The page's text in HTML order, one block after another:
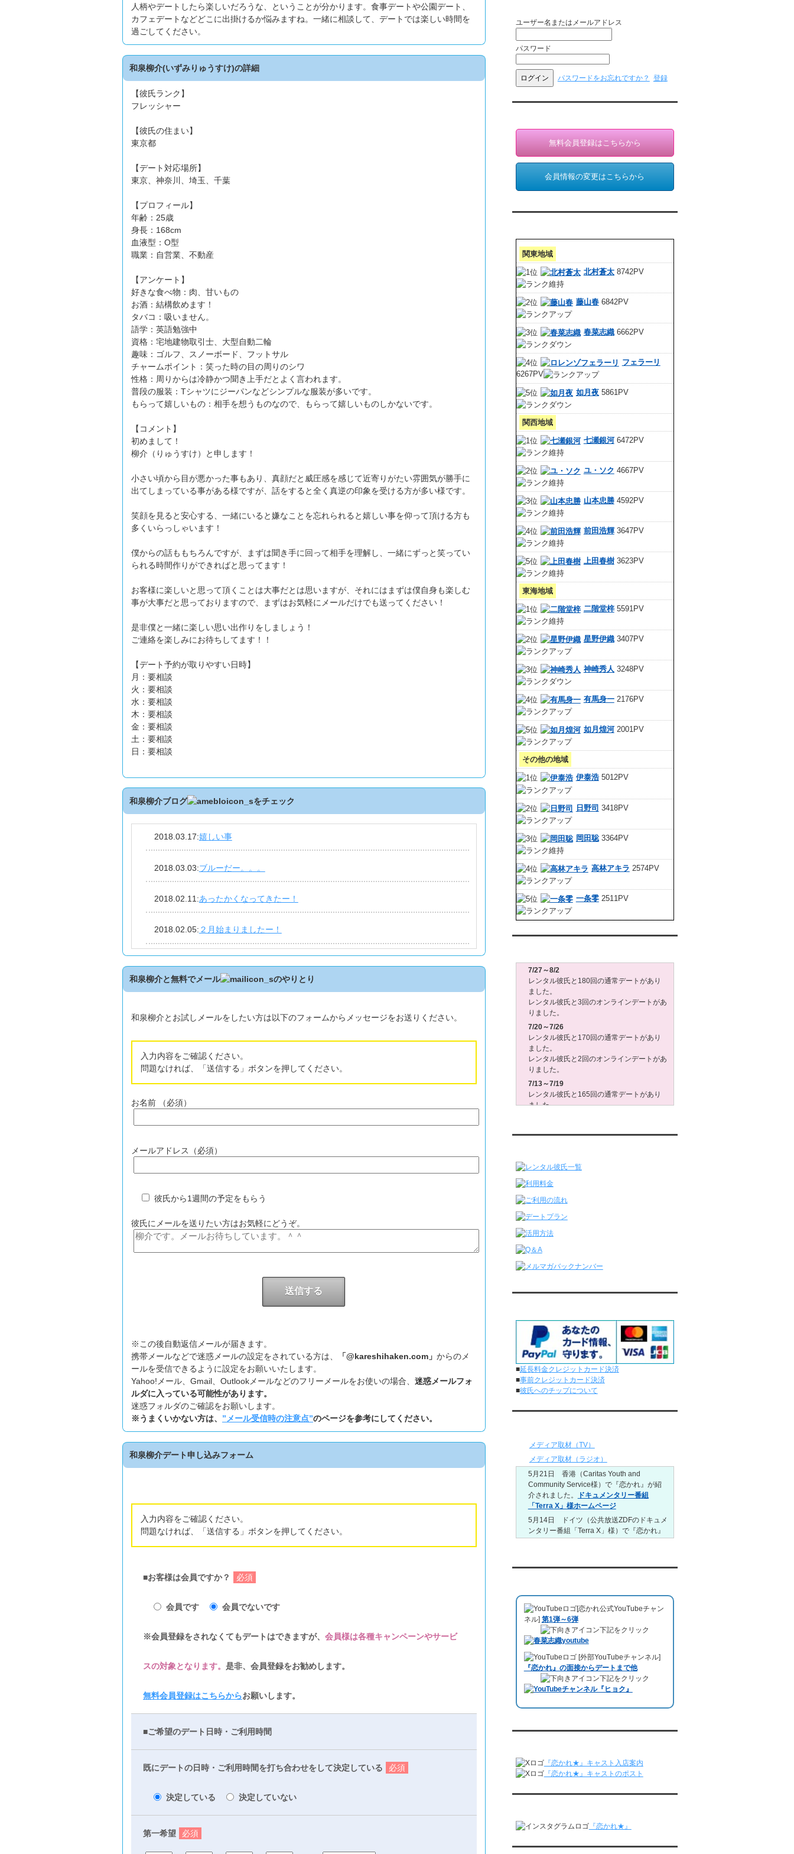
人柄やデートしたら楽しいだろうな、ということが分かります。食事デートや公園デート、
カフェデートなどどこに出掛けるか悩みますね。一緒に相談して、デートでは楽しい時間を
過ごしてください。
和泉柳介(いずみりゅうすけ)の詳細
【彼氏ランク】
フレッシャー
【彼氏の住まい】
東京都
【デート対応場所】
東京、神奈川、埼玉、千葉
【プロフィール】
年齢：25歳
身長：168cm
血液型：O型
職業：自営業、不動産
【アンケート】
好きな食べ物：肉、甘いもの
お酒：結構飲めます！
タバコ：吸いません。
語学：英語勉強中
資格：宅地建物取引士、大型自動二輪
趣味：ゴルフ、スノーボード、フットサル
チャームポイント：笑った時の目の周りのシワ
性格：周りからは冷静かつ聞き上手だとよく言われます。
普段の服装：Tシャツにジーパンなどシンプルな服装が多いです。
もらって嬉しいもの：相手を想うものなので、もらって嬉しいものしかないです。
【コメント】
初めまして！
柳介（りゅうすけ）と申します！
小さい頃から目が悪かった事もあり、真顔だと威圧感を感じて近寄りがたい雰囲気が勝手に
出てしまっている事がある様ですが、話をすると全く真逆の印象を受ける方が多い様です。
笑顔を見ると安心する、一緒にいると嫌なことを忘れられると嬉しい事を仰って頂ける方も
多くいらっしゃいます！
僕からの話ももちろんですが、まずは聞き手に回って相手を理解し、一緒にずっと笑ってい
られる時間作りができればと思ってます！
お客様に楽しいと思って頂くことは大事だとは思いますが、それにはまずは僕自身も楽しむ
事が大事だと思っておりますので、まずはお気軽にメールだけでも送ってください！
是非僕と一緒に楽しい思い出作りをしましょう！
ご連絡を楽しみにお待ちしてます！！
【デート予約が取りやすい日時】
月：要相談
火：要相談
水：要相談
木：要相談
金：要相談
土：要相談
日：要相談
和泉柳介ブログ をチェック
2018.03.17:嬉しい事
2018.03.03:ブルーだー。。。
2018.02.11 :あったかくなってきたー！
2018.02.05: ２月始まりましたー！
2018.01.22:大雪注意！！
2018.01.08:仕事始めです！
2018.01.01:年末年始はいかがでしたか？？
2017.12.24:クリスマス♪
和泉柳介と無料でメール のやりとり
和泉柳介とお試しメールをしたい方は以下のフォームからメッセージをお送りください。
入力内容をご確認ください。
問題なければ、「送信する」ボタンを押してください。
お名前 （必須）
メールアドレス（必須）
彼氏から1週間の予定をもらう
彼氏にメールを送りたい方はお気軽にどうぞ。
※この後自動返信メールが届きます。
携帯メールなどで迷惑メールの設定をされている方は、
「@kareshihaken.com」 からのメ
ールを受信できるように設定をお願いいたします。
Yahoo!メール、Gmail、Outlookメールなどのフリーメールをお使いの場合、 迷惑メールフォ
ルダに入っている可能性があります。
迷惑フォルダのご確認をお願いします。
※うまくいかない方は、 ”メール受信時の注意点”のページを参考にしてください。
和泉柳介デート申し込みフォーム
入力内容をご確認ください。
問題なければ、「送信する」ボタンを押してください。
■お客様は会員ですか？ 必須
会員です 会員でないです
※会員登録をされなくてもデートはできますが、 会員様は各種キャンペーンやサービ
スの対象となります。 是非、会員登録をお勧めします。
無料会員登録はこちらからお願いします。
■ご希望のデート日時・ご利用時間
既にデートの日時・ご利用時間を打ち合わせをして決定している 必須
決定している 決定していない
第一希望 必須
ユーザー名またはメールアドレス
パスワード
パスワードをお忘れですか？ 登録
無料会員登録はこちらから
会員情報の変更はこちらから
関東地域
北村蒼太8742PV
藤山春6842PV
春菜志織6662PV
フェラーリ
6267PV
如月夜5861PV
関西地域
七瀬銀河6472PV
ユ・ソク 4667PV
山本忠勝4592PV
前田浩輝3647PV
上田春樹3623PV
東海地域
二階堂梓5591PV
星野伊織3407PV
神崎秀人 3248PV
有馬身一2176PV
如月煌河2001PV
その他の地域
伊泰浩5012PV
日野司 3418PV
岡田聡3364PV
高林アキラ 2574PV
一条零2511PV
7/27～8/2
レンタル彼氏と180回の通常デートがあり
ました。
レンタル彼氏と3回のオンラインデートがあ
りました。
7/20～7/26
レンタル彼氏と170回の通常デートがあり
ました。
レンタル彼氏と2回のオンラインデートがあ
りました。
7/13～7/19
レンタル彼氏と165回の通常デートがあり
ました。
ました。
レンタル彼氏と2回のオンラインデートがあ
りました。
6/29～7/5
ました。
レンタル彼氏と3回のオンラインデートがあ
6/22～6/28
レンタル彼氏と181回の通常デートがあり
レンタル彼氏と188回の通常デートがあり
ました。
レンタル彼氏と4回のオンラインデートがあ
りました。
6/8～6/14
レンタル彼氏と161回の通常デートがあり
ました。
りました。
ました。
レンタル彼氏と2回のオンラインデートがあ
りました。
5/25～5/31
レンタル彼氏と172回の通常デートがあり
ました。
りました。
5/18～5/24
レンタル彼氏と1回のオンラインデートがあ
5/11～5/17
レンタル彼氏と164回の通常デートがあり
ました。
レンタル彼氏と2回のオンラインデートがあ
りました。
5/4～5/10
レンタル彼氏と151回の通常デートがあり
ました。
レンタル彼氏と2回のオンラインデートがあ
りました。
4/27～5/3
ました。
4/20～4/26
レンタル彼氏と159回の通常デートがあり
レンタル彼氏と3回のオンラインデートがあ
4/13～4/19
レンタル彼氏と165回の通常デートがあり
■延長料金クレジットカード決済
■事前クレジットカード決済
■彼氏へのチップについて
メディア取材（TV）
メディア取材（ラジオ）
5月21日 香港（Caritas Youth and
Community Service様）で『恋かれ』が紹
介されました。
ドキュメンタリー番組
「Terra X」様ホームページ
5月14日 ドイツ（公共放送ZDFのドキュメ
ンタリー番組「Terra X」様）で『恋かれ』
1月26日22:00から福岡のラジオ局・RKB毎
した。、【22時今夜の活！】（実際の音
声）のコーナーで福岡よしもとの服部さや
かさんの軽快な語り口調で、事務局児玉が
レンタル彼氏のエピソードなどを語りまし
た。
10月11日 ドイツ最大規模のテレビ局
「RTL」で レンタル彼氏が取材されまし
た。レポーターはRTL局カロリナ
「Karolina Kaminska」さん。ハチ公前集
約3時間のデートを楽しみました。
72kg」でレンタル彼氏をご利用いただきま
ABEMA「声優と夜あそび繋」で取材依頼さ
れました。
おすすめ情報サービス「mybest」で紹介さ
上げられました。
[恋かれ公式YouTubeチャン
ネル] 第1弾～6弾
下記をクリック
[外部YouTubeチャンネル]
『恋かれ』の面接からデートまで他
下記をクリック
『恋かれ★』キャスト入店案内
『恋かれ★』キャストのポスト
『恋かれ★』